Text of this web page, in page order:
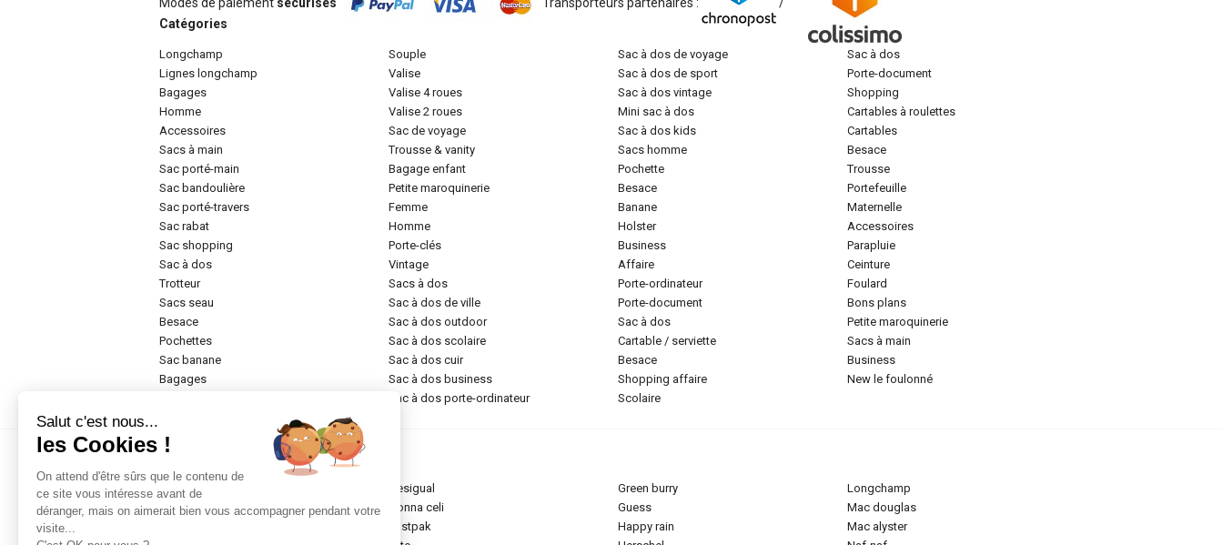
Catégories
longchamp
lignes longchamp
bagages
homme
accessoires
sacs à main
sac porté-main
sac bandoulière
sac porté-travers
sac rabat
sac shopping
sac à dos
trotteur
sacs seau
besace
pochettes
sac banane
bagages
souple
valise
valise 4 roues
valise 2 roues
sac de voyage
trousse & vanity
bagage enfant
petite maroquinerie
femme
homme
porte-clés
vintage
sacs à dos
sac à dos de ville
sac à dos outdoor
sac à dos scolaire
sac à dos cuir
sac à dos business
sac à dos porte-ordinateur
sac à dos de voyage
sac à dos de sport
sac à dos vintage
mini sac à dos
sac à dos kids
sacs homme
pochette
besace
banane
holster
business
affaire
porte-ordinateur
porte-document
sac à dos
cartable / serviette
besace
shopping affaire
scolaire
sac à dos
porte-document
shopping
cartables à roulettes
cartables
besace
trousse
portefeuille
maternelle
accessoires
parapluie
ceinture
foulard
bons plans
petite maroquinerie
sacs à main
business
new le foulonné
Marques
chesterfield brand
abro
desigual
donna celi
eastpak
green burry
guess
happy rain
longchamp
mac douglas
mac alyster
Salut c'est nous...
les Cookies !
On attend d'être sûrs que le contenu de
ce site vous intéresse avant de
déranger, mais on aimerait bien vous accompagner pendant votre
visite...